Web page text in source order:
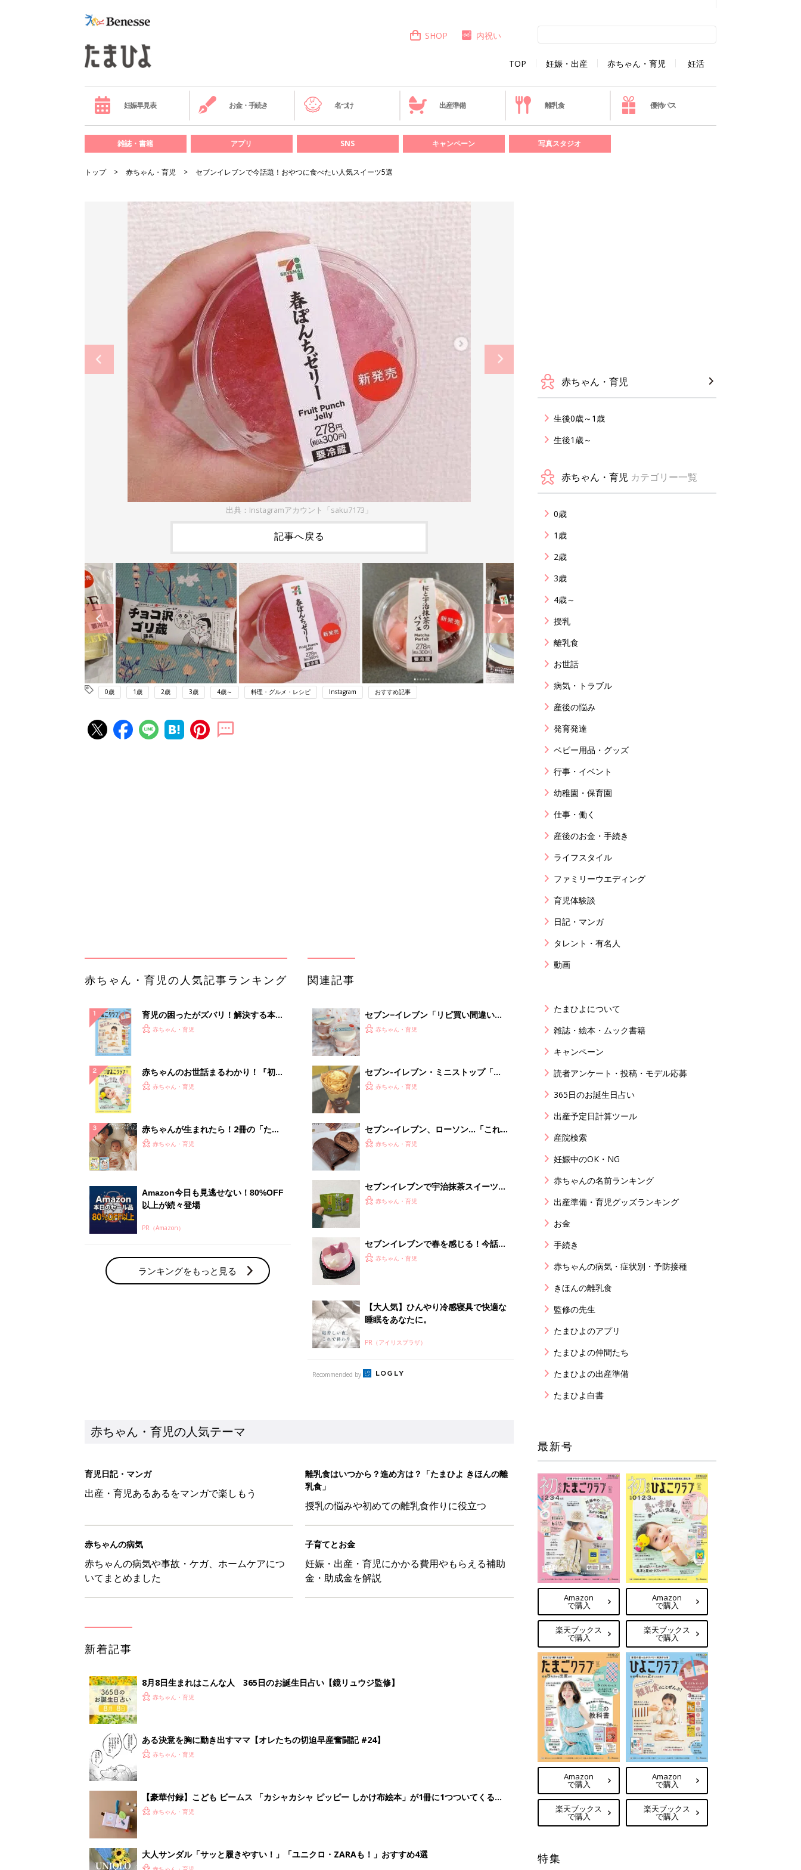
TOP 妊娠・出産 赤ちゃん・育児 妊活
SHOP 内祝い
妊娠早見表 お金・手続き 名づけ 出産準備 離乳食 優待パス
雑誌・書籍 アプリ SNS キャンペーン 写真スタジオ
トップ 赤ちゃん・育児 セブンイレブンで今話題！おやつに食べたい人気スイーツ5選
出典：Instagramアカウント「saku7173」
記事へ戻る
0歳 1歳 2歳 3歳 4歳～ 料理・グルメ・レシピ Instagram おすすめ記事
以上が続々登場
PR（Amazon）
ランキングをもっと見る
睡眠をあなたに。
PR（アイリスプラザ）
赤ちゃん・育児の人気テーマ
育児日記・マンガ
離乳食はいつから？進め方は？「たまひよ きほんの離
授乳の悩みや初めての離乳食作りに役立つ
子育てとお金
妊娠・出産・育児にかかる費用やもらえる補助
金・助成金を解説
8月8日生まれはこんな人 365日のお誕生日占い【鏡リュウジ監修】
赤ちゃん・育児
ある決意を胸に動き出すママ【オレたちの切迫早産奮闘記 #24】
赤ちゃん・育児
【豪華付録】こども ビームス 「カシャカシャ ピッピー しかけ布絵本」が1冊に1つついてくる
< 1 2 3 4 5 >
赤ちゃん・育児
生後0歳～1歳
生後1歳～
赤ちゃん・育児 カテゴリー一覧
0歳
1歳
2歳
3歳
4歳～
授乳
離乳食
お世話
病気・トラブル
産後の悩み
発育発達
ベビー用品・グッズ
行事・イベント
幼稚園・保育園
仕事・働く
産後のお金・手続き
ライフスタイル
ファミリーウエディング
育児体験談
日記・マンガ
タレント・有名人
動画
たまひよについて
雑誌・絵本・ムック書籍
キャンペーン
読者アンケート・投稿・モデル応募
365日のお誕生日占い
出産予定日計算ツール
産院検索
妊娠中のOK・NG
赤ちゃんの名前ランキング
出産準備・育児グッズランキング
お金
手続き
赤ちゃんの病気・症状別・予防接種
きほんの離乳食
監修の先生
たまひよのアプリ
たまひよの仲間たち
たまひよの出産準備
たまひよ白書
最新号
Amazon
で購入
楽天ブックス
で購入
Amazon
で購入
楽天ブックス
で購入
Amazon
で購入
楽天ブックス
で購入
Amazon
で購入
楽天ブックス
で購入
特集